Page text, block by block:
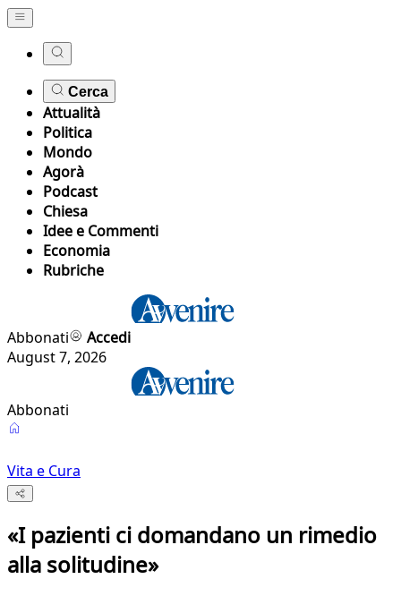
Cerca
Attualità
Politica
Mondo
Agorà
Podcast
Chiesa
Idee e Commenti
Economia
Rubriche
Abbonati
Accedi
August 7, 2026
Abbonati
Vita e Cura
«I pazienti ci domandano un rimedio
alla solitudine»